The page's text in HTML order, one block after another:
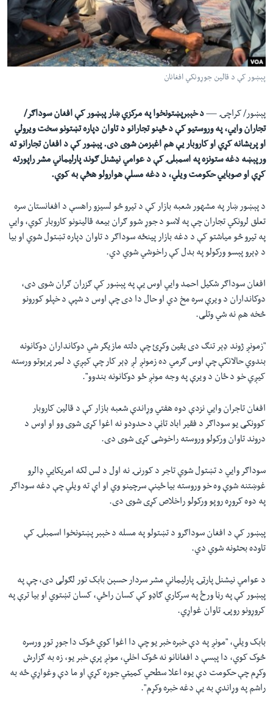
دلته
مخکې
مرکزي
لټون
اداریه
Learning English
FOLLOW US
ژبې
پېښور کې د قالین جوړونکي افغانان
پېښور/ کراچۍ —د خېبرپښتونخوا په مرکزي ښار پېښور کې افغان سوداګر/
تجاران وايي، په وروستيو کې د ځینو تجارانو د تاوان دپاره تښتونو سخت ويرولي
او پرېشانه کړي او کاروبار يې هم اغېزمن شوی دی. پېښور کې د افغان تجارانو ته
ورپېښه دغه ستونزه په اسمبلۍ کې د عوامي نیشنل ګوند پارلیماني مشر راپورته
کړې او صوبايي حکومت ويلي، د دغه مسلې هوارولو هڅې به کوي.
د پېښور ښار په مشهور شعبه بازار کې د تيرو څو لسيزو راهسې د افغانستان سره
تعلق لرونکي تجاران چې په لاسو د جوړ شوو ګران بيعه قالينونو کاروبار کوي، وايي
په تيرو څو مياشتو کې د دغه بازار پينځه سوداګر د تاوان دپاره تښتول شوي او بيا
د ډېرو پېسو ورکولو په بدل کې راخوشي شوي دي.
افغان سوداګر شکيل احمد وايي اوس یې په پېښور کې ګزران ګران شوی دی،
دوکانداران د ويرې سره مخ دي او حال دا دی چې اوس د شپې د خپلو کورونو
څخه هم نه شي وتلی.
"زمونږ ژوند ډېر تنګ دی يقين وکړئ چې دلته مازيګر شي دوکانداران دوکانونه
بندوي حالانکې چې اوس ګرمي ده زمونږ لږ ډېر کار چې کيږي د لمر پرېوتو ورسته
کيږي خو د ځان د ويرې په وجه مونږ ځو دوکانونه بندوو".
افغان تاجران وايي نزدې دوه هفتي وړاندې شعبه بازار کې د قالين کاروبار
کوونکی يو سوداګر د فقير اباد تاڼې د حدودو نه اغوا کړی شوی وو او اوس د
دروند تاوان ورکولو وروسته راخوشی کړی شوی دی.
سوداګر وايي د تښتول شوي تاجر د کورنۍ نه اول د لس لکه امريکايي ډالرو
غوښتنه شوې وه خو وروسته بيا ځینې سرچينو وي او اې ته ويلي چې دغه سوداګر
په دوه کروړه روپو ورکولو راخلاص کړی شوی دی.
پېښور کې د افغان سوداګرو د تښتولو په مسله د خېبر پښتونخوا اسمبلۍ کې
تاوده بحثونه شوي دي.
د عوامي نيشنل پارټۍ پارليماني مشر سردار حسېن بابک تور لګولی دی، چې په
پېښور کې په رڼا ورځ په سرکاري ګاډو کې کسان راځي، کسان تښتوي او بيا ترې په
کروړونو روپۍ تاوان غواړي.
بابک ويلي، "مونږ په دې خبره خبر يو چې دا اغوا کوي څوک دا جوړ توړ ورسره
څوک کوي، دا پېسې د افغانانو نه څوک اخلي، مونږ پرې خبر يو، زه به ګزارش
وکړم چې حکومت دې یوه اعلا سطحي کميټي جوړه کړي او ما دې وغواړي ځه به
راشم په وړاندې به یې دغه خبره وکړم".